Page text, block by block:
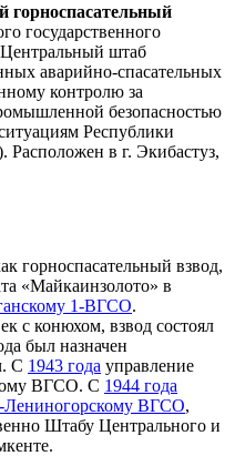
горноспасательный
государственного
штаб
аварийно-спасательных
контролю за
безопасностью
Республики
в г. Экибастуз,
горноспасательный взвод,
«Майкаинзолото» в
1-ВГСО.
с конюхом, взвод состоял
был назначен
С 1943 года управление
ВГСО. С 1944 года
Лениногорскому ВГСО,
Штабу Центрального и